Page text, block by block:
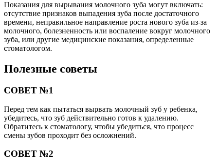
Показания для вырывания молочного зуба могут включать:
отсутствие признаков выпадения зуба после достаточного
времени, неправильное направление роста нового зуба из-за
молочного, болезненность или воспаление вокруг молочного
зуба, или другие медицинские показания, определенные
стоматологом.
Полезные советы
СОВЕТ №1
Перед тем как пытаться вырвать молочный зуб у ребенка,
убедитесь, что зуб действительно готов к удалению.
Обратитесь к стоматологу, чтобы убедиться, что процесс
смены зубов проходит без осложнений.
СОВЕТ №2